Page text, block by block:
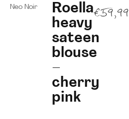
Neo Noir
Roella
heavy
sateen
blouse
–
cherry
pink
€59,99